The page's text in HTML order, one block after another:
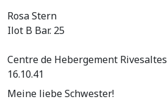
Rosa Stern
Ilot B Bar. 25
Centre de Hebergement Rivesaltes
16.10.41
Meine liebe Schwester!